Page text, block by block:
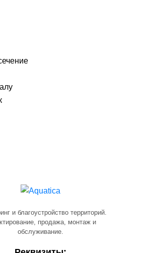
и благоустройство территорий.
продажа, монтаж и
обслуживание.